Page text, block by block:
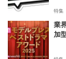
特集
業
加